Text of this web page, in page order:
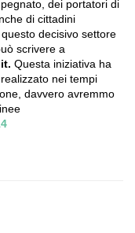
dei portatori di
di cittadini
decisivo settore
scrivere a
Questa iniziativa ha
nei tempi
davvero avremmo